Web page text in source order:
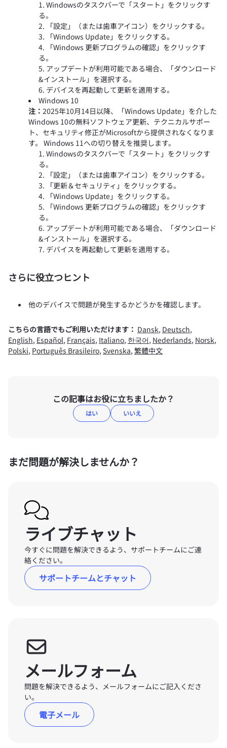
Windowsのタスクバーで「スタート」をクリックす
る。
「設定」（または歯車アイコン）をクリックする。
「Windows Update」をクリックする。
「Windows 更新プログラムの確認」をクリックす
る。
アップデートが利用可能である場合、「ダウンロード
&インストール」を選択する。
デバイスを再起動して更新を適用する。
Windows 10
注： 2025年10月14日以降、「Windows Update」を介した
Windows 10の無料ソフトウェア更新、テクニカルサポー
ト、セキュリティ修正がMicrosoftから提供されなくなりま
す。 Windows 11への切り替えを推奨します。
Windowsのタスクバーで「スタート」をクリックす
る。
「設定」（または歯車アイコン）をクリックする。
「更新＆セキュリティ」をクリックする。
「Windows Update」をクリックする。
「Windows 更新プログラムの確認」をクリックす
る。
アップデートが利用可能である場合、「ダウンロード
&インストール」を選択する。
デバイスを再起動して更新を適用する。
さらに役立つヒント
他のデバイスで問題が発生するかどうかを確認します。
こちらの言語でもご利用いただけます： Dansk, Deutsch,
English, Español, Français, Italiano, 한국어, Nederlands, Norsk,
Polski, Português Brasileiro, Svenska, 繁體中文
この記事はお役に立ちましたか？
はい いいえ
まだ問題が解決しませんか？
ライブチャット
今すぐに問題を解決できるよう、サポートチームにご連
絡ください。
サポートチームとチャット
メールフォーム
問題を解決できるよう、メールフォームにご記入くださ
い。
電子メール